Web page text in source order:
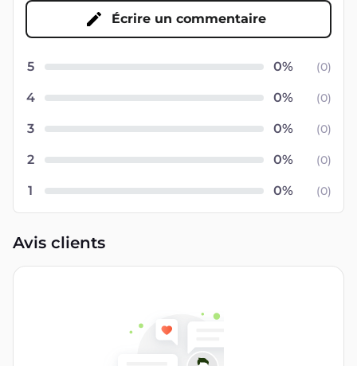
Écrire un commentaire
5 (0)
4 (0)
3 (0)
2 (0)
1 (0)
Avis clients